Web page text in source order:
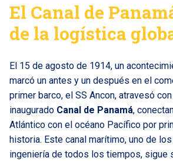
El Canal de
de la logística
El 15 de agosto de 1914, un
marcó un antes y un después en el
primer barco, el SS Ancon, atravesó
inaugurado Canal de Panamá,
Atlántico con el océano Pacífico por
historia. Este canal marítimo, uno de
ingeniería de todos los tiempos, sigue